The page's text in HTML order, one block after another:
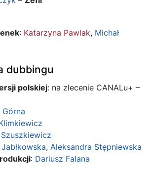
: Katarzyna Pawlak, Michał
dubbingu
polskiej: na zlecenie CANALu+ –
Górna
, Aleksandra Stępniewska
: Dariusz Falana